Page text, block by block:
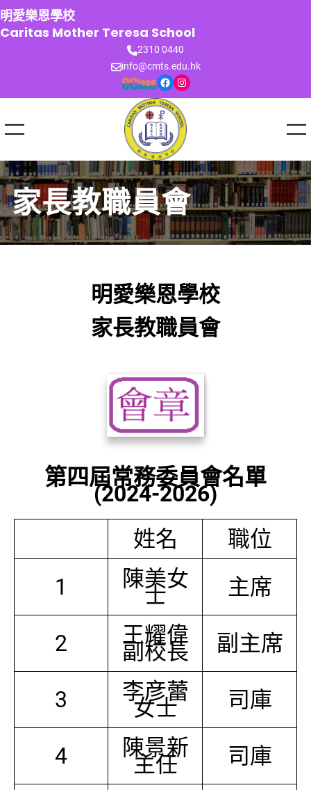
跳
至
主
明愛樂恩學校
Caritas Mother Teresa School
2310 0440
info@cmts.edu.hk
Facebook Instagram
家長教職員會
明愛樂恩學校
家長教職員會
第四屆常務委員會名單
(2024-2026)
姓名
職位
1
陳美女
士 主席
2 王耀偉
副校長 副主席
3 李彦蕾
女士 司庫
4 陳景新
主任 司庫